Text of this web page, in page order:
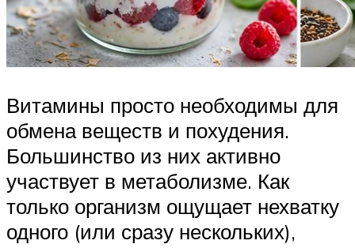
Витамины просто необходимы для
обмена веществ и похудения.
Большинство из них активно
участвует в метаболизме. Как
только организм ощущает нехватку
одного (или сразу нескольких),